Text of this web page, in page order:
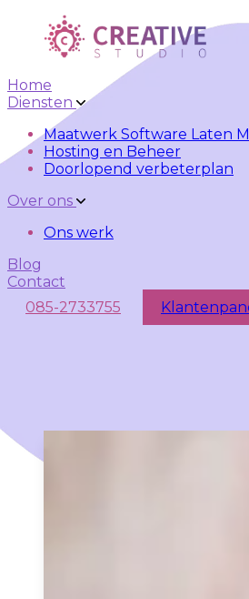
Skip to main content Skip to
Home
Diensten
Maatwerk Software Laten
Hosting en Beheer
Doorlopend verbeterplan
Over ons
Ons werk
Blog
Contact
085-2733755